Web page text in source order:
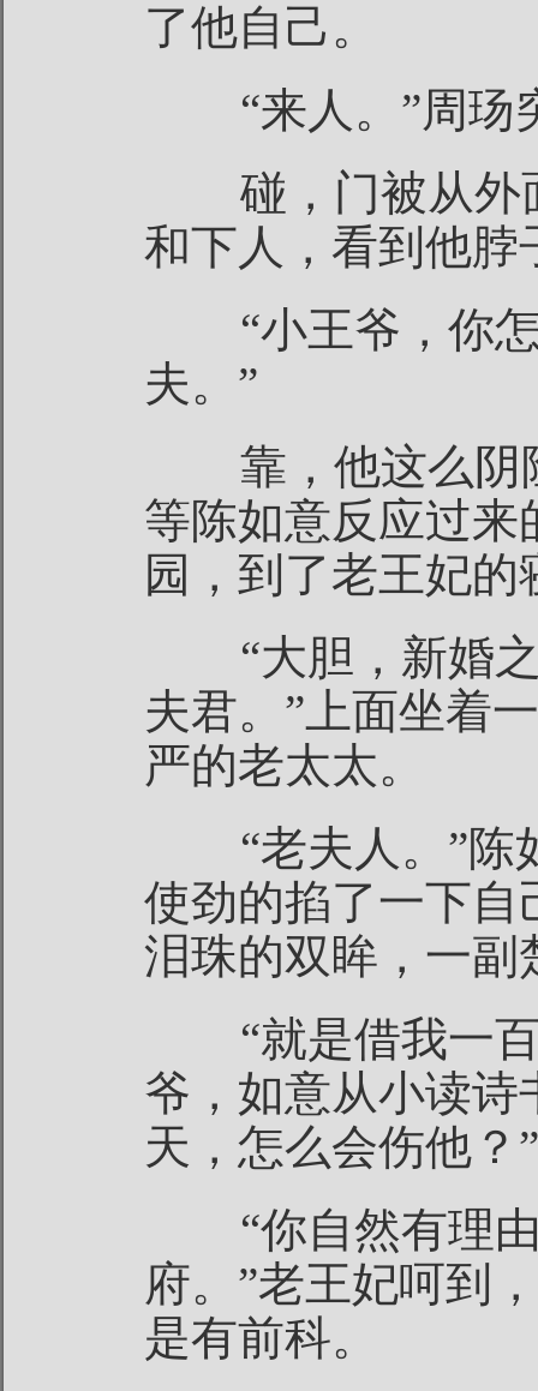
了他自己。
“来人。”周玚
碰，门被从外
和下人，看到他脖
“小王爷，你怎
夫。”
靠，他这么阴
等陈如意反应过来
园，到了老王妃的
“大胆，新婚之
夫君。”上面坐着
严的老太太。
“老夫人。”陈
使劲的掐了一下自
泪珠的双眸，一副
“就是借我一百
爷，如意从小读诗
天，怎么会伤他？”
“你自然有理由
府。”老王妃呵到
是有前科。